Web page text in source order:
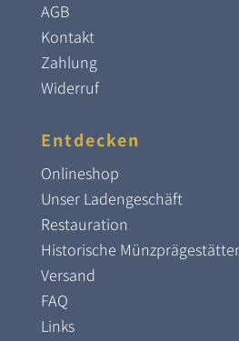
AGB
Kontakt
Zahlung
Widerruf
Entdecken
Onlineshop
Unser Ladengeschäft
Restauration
Historische
Versand
FAQ
Links